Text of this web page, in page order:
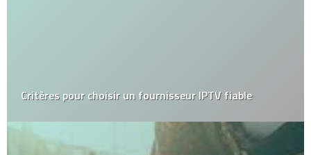
Critères pour choisir un fournisseur IPTV fiable